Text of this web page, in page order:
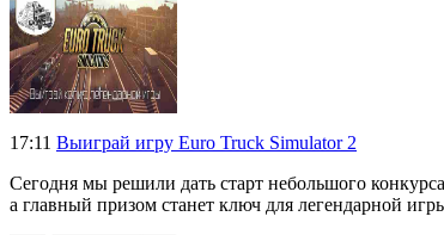
17:11 Выиграй игру Euro Truck Simulator 2
Сегодня мы решили дать старт небольшого
а главный призом станет ключ для легендарной